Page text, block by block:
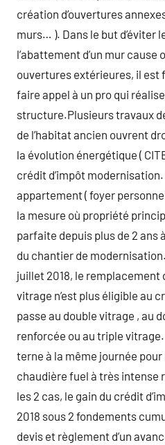
création d’ouvertures
murs… ). Dans le but d’éviter
l’abattement d’un mur cause
ouvertures extérieures, il est
faire appel à un pro qui
structure.Plusieurs travaux
de l’habitat ancien ouvrent
la évolution énergétique (
crédit d’impôt
appartement ( foyer
la mesure où propriété
parfaite depuis plus de 2 ans
du chantier de
juillet 2018, le remplacement
vitrage n’est plus éligible au
passe au double vitrage , au
renforcée ou au triple
terne à la même journée pour
chaudière fuel à très intense
les 2 cas, le gain du crédit
2018 sous 2 fondements
devis et règlement d’un